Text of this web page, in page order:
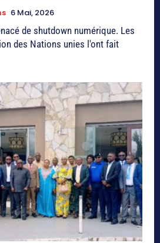
6 Mai, 2026
de shutdown numérique. Les
des Nations unies l'ont fait